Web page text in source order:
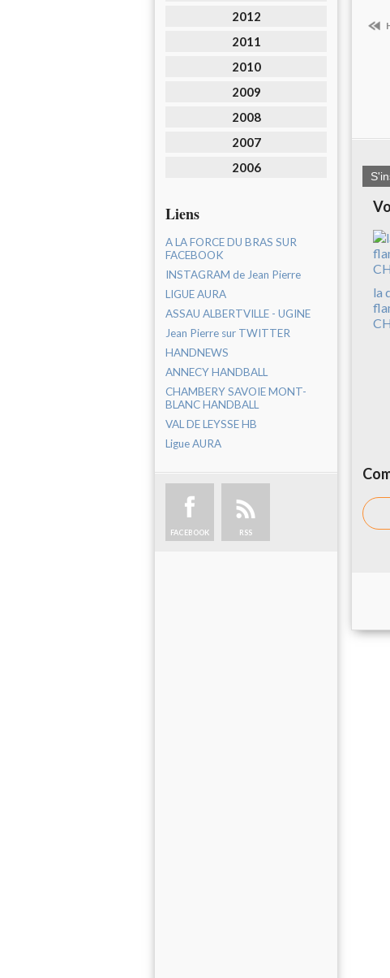
2012
2011
2010
2009
2008
2007
2006
Liens
A LA FORCE DU BRAS SUR
FACEBOOK
INSTAGRAM de Jean Pierre
LIGUE AURA
ASSAU ALBERTVILLE - UGINE
Jean Pierre sur TWITTER
HANDNEWS
ANNECY HANDBALL
CHAMBERY SAVOIE MONT-
BLANC HANDBALL
VAL DE LEYSSE HB
Ligue AURA
FACEBOOK RSS
la